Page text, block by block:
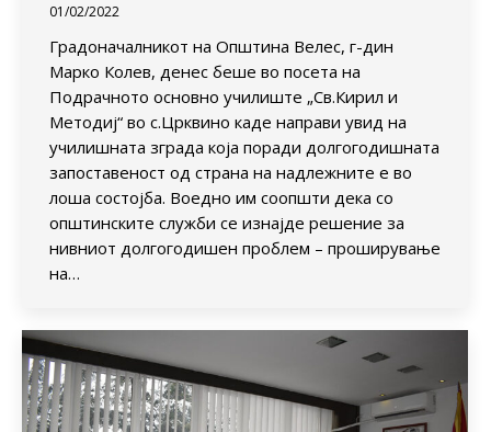
01/02/2022
Градоначалникот на Општина Велес, г-дин
Марко Колев, денес беше во посета на
Подрачното основно училиште „Св.Кирил и
Методиј“ во с.Црквино каде направи увид на
училишната зграда која поради долгогодишната
запоставеност од страна на надлежните е во
лоша состојба. Воедно им соопшти дека со
општинските служби се изнајде решение за
нивниот долгогодишен проблем – проширување
на…